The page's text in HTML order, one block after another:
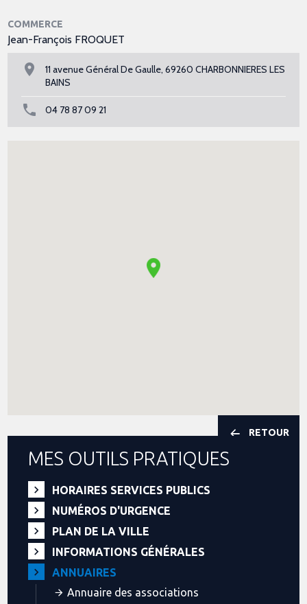
COMMERCE
Jean-François FROQUET
11 avenue Général De Gaulle, 69260 CHARBONNIERES LES
BAINS
04 78 87 09 21
RETOUR
MES OUTILS PRATIQUES
HORAIRES SERVICES PUBLICS
NUMÉROS D'URGENCE
PLAN DE LA VILLE
INFORMATIONS GÉNÉRALES
ANNUAIRES
Annuaire des associations